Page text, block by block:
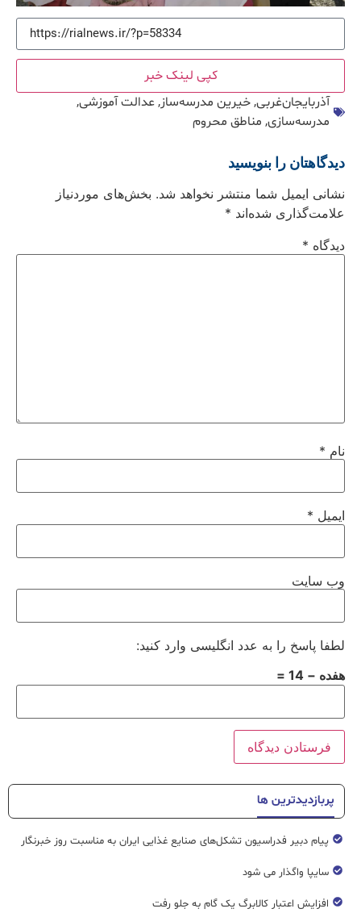
کپی لینک خبر
آذربایجان‌غربی,خیرین مدرسه‌ساز,عدالت آموزشی,
مدرسه‌سازی, مناطق محروم
دیدگاهتان را بنویسید
نشانی ایمیل شما منتشر نخواهد شد. بخش‌های موردنیاز
علامت‌گذاری شده‌اند *
دیدگاه *
نام *
ایمیل *
وب‌ سایت
لطفا پاسخ را به عدد انگلیسی وارد کنید:
هفده − 14 =
پربازدیدترین ها
پیام دبیر فدراسیون تشکل‌های صنایع غذایی ایران به مناسبت روز خبرنگار
سایپا واگذار می شود
افزایش اعتبار کالابرگ یک گام به جلو رفت